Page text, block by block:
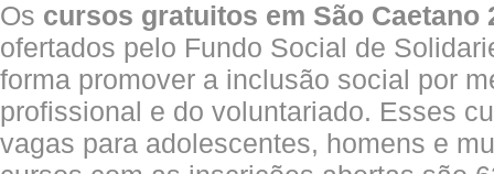
Os cursos gratuitos em São Caetano
ofertados pelo Fundo Social de
forma promover a inclusão social por
profissional e do voluntariado. Esses
vagas para adolescentes, homens e